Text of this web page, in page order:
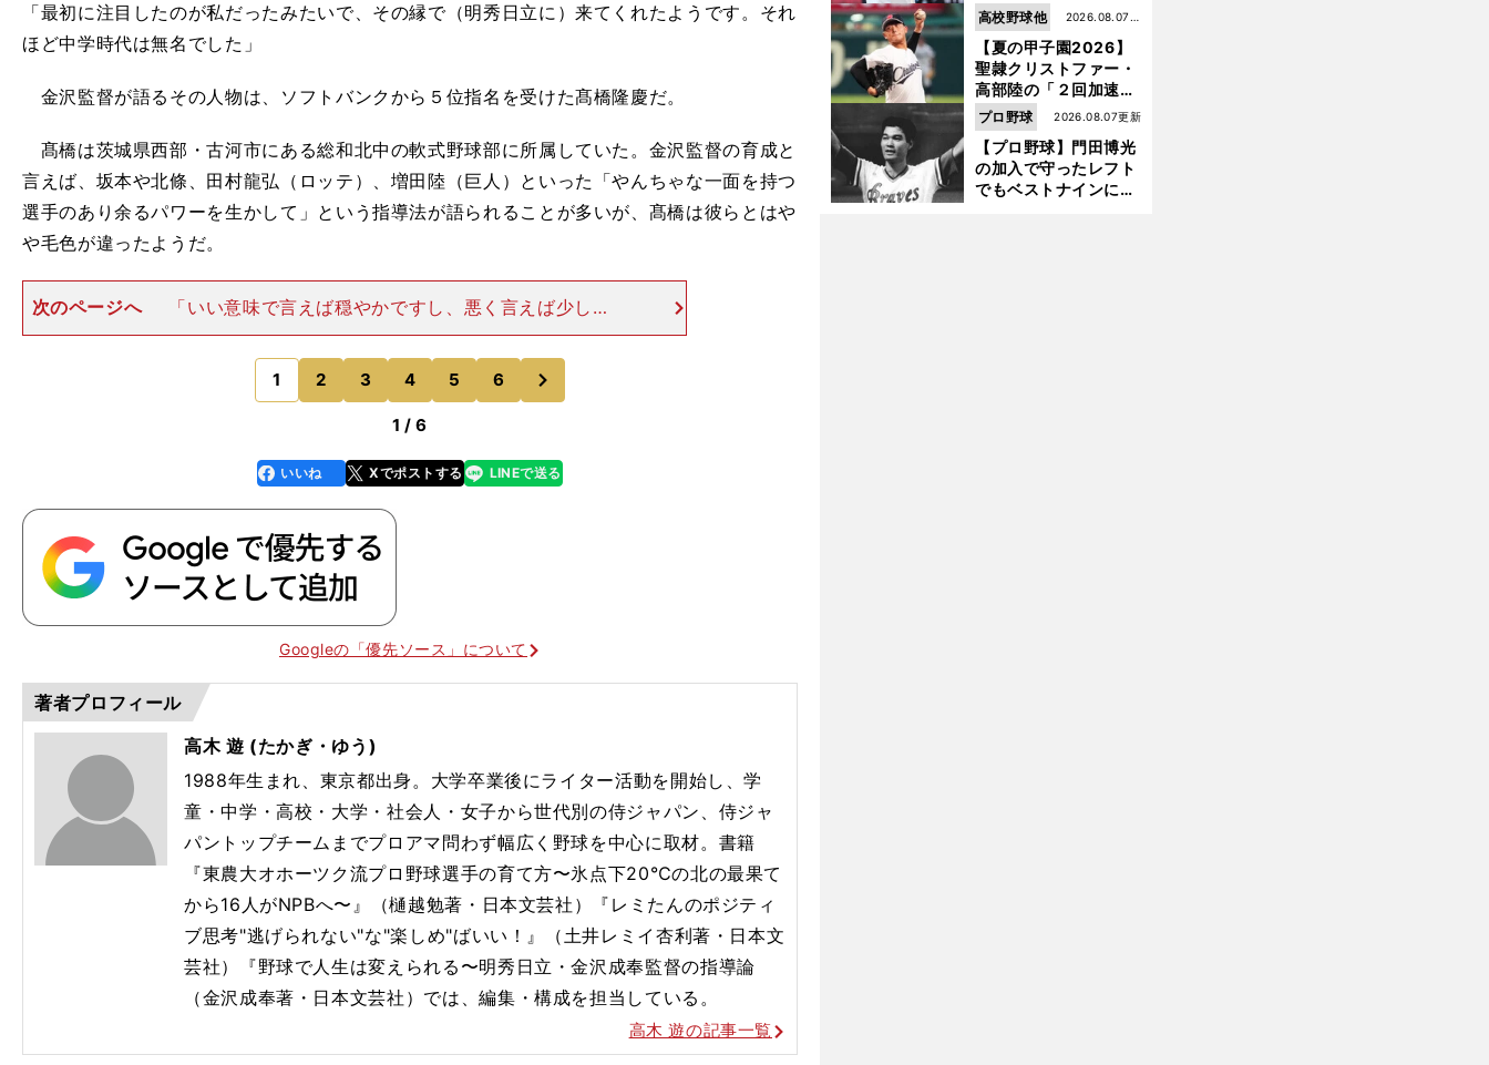
「最初に注目したのが私だったみたいで、その縁で（明秀日立に）来てくれたようです。それ
ほど中学時代は無名でした」
金沢監督が語るその人物は、ソフトバンクから５位指名を受けた髙橋隆慶だ。
髙橋は茨城県西部・古河市にある総和北中の軟式野球部に所属していた。金沢監督の育成と
言えば、坂本や北條、田村龍弘（ロッテ）、増田陸（巨人）といった「やんちゃな一面を持つ
選手のあり余るパワーを生かして」という指導法が語られることが多いが、髙橋は彼らとはや
や毛色が違ったようだ。
次のページへ
「いい意味で言えば穏やかですし、悪く言えば少しお
となしすぎるところはありました。僕はよく野球選手を草食動物と肉食
動物に分けて考えるのですが、高校時代の髙橋は間違いなく草食動物。
戦いがあったらすぐに食べ
1 2 3 4 5 6
のページへ
1 / 6
faceboo
k
いいね Xでポストする
line LINEで送る
Googleの「優先ソース」について
著者プロフィール
高木 遊 (たかぎ・ゆう)
1988年生まれ、東京都出身。大学卒業後にライター活動を開始し、学
童・中学・高校・大学・社会人・女子から世代別の侍ジャパン、侍ジャ
パントップチームまでプロアマ問わず幅広く野球を中心に取材。書籍
『東農大オホーツク流プロ野球選手の育て方〜氷点下20℃の北の最果て
から16人がNPBへ〜』（樋越勉著・日本文芸社）『レミたんのポジティ
ブ思考"逃げられない"な"楽しめ"ばいい！』（土井レミイ杏利著・日本文
芸社）『野球で人生は変えられる〜明秀日立・金沢成奉監督の指導論
（金沢成奉著・日本文芸社）では、編集・構成を担当している。
高木 遊の記事一覧
ハムの誤算」とソフト
バンク追撃のカギ
【夏の甲子園2026】
聖隷クリストファー・
高部陸の「２回加速す
る」規格外のストレー
ト それでもプロではな
く大学進学を選ぶ理由
2026.08.07更
高校野球他
【プロ野球】門田博光
の加入で守ったレフト
でもベストナインに輝
2026.08.07更新
プロ野球